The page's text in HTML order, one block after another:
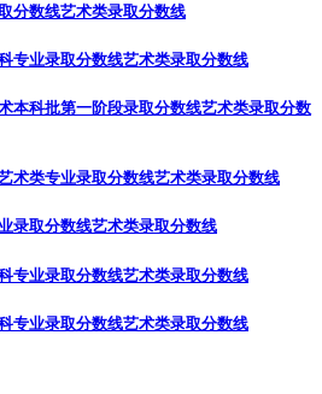
分数线艺术类录取分数线
专业录取分数线艺术类录取分数线
本科批第一阶段录取分数线艺术类录取分数
术类专业录取分数线艺术类录取分数线
录取分数线艺术类录取分数线
专业录取分数线艺术类录取分数线
专业录取分数线艺术类录取分数线